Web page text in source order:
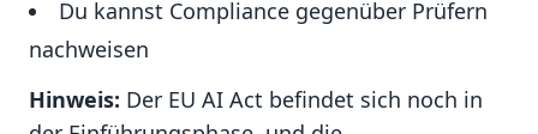
Du kannst Compliance gegenüber Prüfern
nachweisen
Hinweis: Der EU AI Act befindet sich noch in